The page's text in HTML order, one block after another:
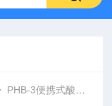
PHB-3便携式酸度计